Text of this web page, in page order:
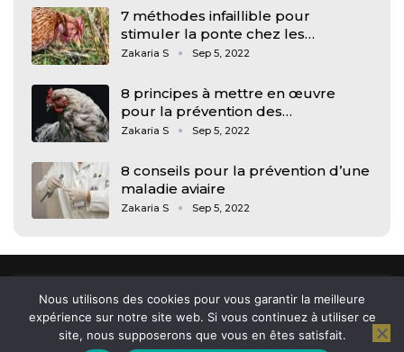
7 méthodes infaillible pour
stimuler la ponte chez les…
Zakaria S Sep 5, 2022
8 principes à mettre en œuvre
pour la prévention des…
Zakaria S Sep 5, 2022
8 conseils pour la prévention d’une
maladie aviaire
Zakaria S Sep 5, 2022
© 2026 - Arkham, news et actu des jeunes. All Rights Reserved.
Nous utilisons des cookies pour vous garantir la meilleure
expérience sur notre site web. Si vous continuez à utiliser ce
site, nous supposerons que vous en êtes satisfait.